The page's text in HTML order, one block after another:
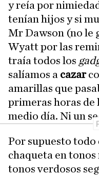
y reía por
tenían hijos y si
Mr Dawson (no le
Wyatt por las
traía todos los
salíamos a cazar
amarillas que
primeras horas de
medio día. Ni un
Por supuesto todo
chaqueta en
tonos verdosos